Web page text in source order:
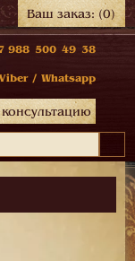
Ваш заказ:(0)
988 500 49 38
/ Whatsapp